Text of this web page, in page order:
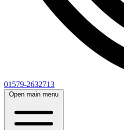
01579-2632713
Open main menu